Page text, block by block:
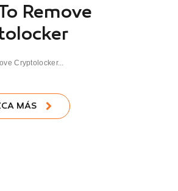
Remove
Cryptolocker...
MÁS